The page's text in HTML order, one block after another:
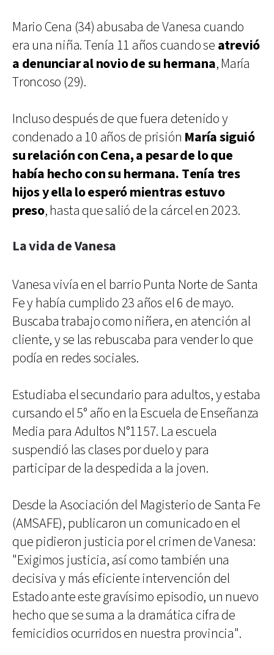
Mario Cena (34) abusaba de Vanesa cuando
era una niña. Tenía 11 años cuando se atrevió
a denunciar al novio de su hermana, María
Troncoso (29).
Incluso después de que fuera detenido y
condenado a 10 años de prisión María siguió
su relación con Cena, a pesar de lo que
había hecho con su hermana. Tenía tres
hijos y ella lo esperó mientras estuvo
preso, hasta que salió de la cárcel en 2023.
La vida de Vanesa
Vanesa vivía en el barrio Punta Norte de Santa
Fe y había cumplido 23 años el 6 de mayo.
Buscaba trabajo como niñera, en atención al
cliente, y se las rebuscaba para vender lo que
podía en redes sociales.
Estudiaba el secundario para adultos, y estaba
cursando el 5° año en la Escuela de Enseñanza
Media para Adultos N°1157. La escuela
suspendió las clases por duelo y para
participar de la despedida a la joven.
Desde la Asociación del Magisterio de Santa Fe
(AMSAFE), publicaron un comunicado en el
que pidieron justicia por el crimen de Vanesa:
"Exigimos justicia, así como también una
decisiva y más eficiente intervención del
Estado ante este gravísimo episodio, un nuevo
hecho que se suma a la dramática cifra de
femicidios ocurridos en nuestra provincia".